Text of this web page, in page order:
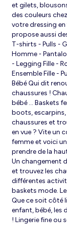
et gilets,
des couleurs
votre dressing
propose aussi
T-shirts - Pulls -
Homme -
- Legging Fille -
Ensemble Fille -
Bébé Qui dit
chaussures !
bébé … Baskets
boots, escarpins,
chaussures et
en vue ? Vite un
femme et voici
prendre de la
Un changement
et trouvez les
différentes
baskets mode.
Que ce soit côté
enfant, bébé, les
! Lingerie fine ou